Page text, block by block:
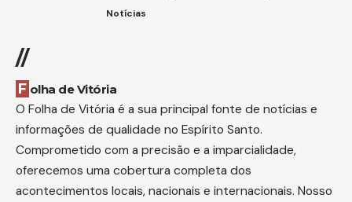
Notícias
//
Folha de Vitória
O Folha de Vitória é a sua principal fonte de notícias e
informações de qualidade no Espírito Santo.
Comprometido com a precisão e a imparcialidade,
oferecemos uma cobertura completa dos
acontecimentos locais, nacionais e internacionais. Nosso